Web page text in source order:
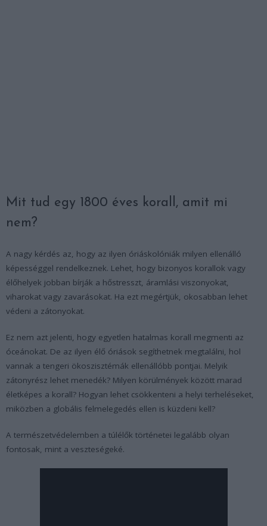
Mit tud egy 1800 éves korall, amit mi
nem?
A nagy kérdés az, hogy az ilyen óriáskolóniák milyen ellenálló
képességgel rendelkeznek. Lehet, hogy bizonyos korallok vagy
élőhelyek jobban bírják a hőstresszt, áramlási viszonyokat,
viharokat vagy zavarásokat. Ha ezt megértjük, okosabban lehet
védeni a zátonyokat.
Ez nem azt jelenti, hogy egyetlen hatalmas korall megmenti az
óceánokat. De az ilyen élő óriások segíthetnek megtalálni, hol
vannak a tengeri ökoszisztémák ellenállóbb pontjai. Melyik
zátonyrész lehet menedék? Milyen körülmények között marad
életképes a korall? Hogyan lehet csökkenteni a helyi terheléseket,
miközben a globális felmelegedés ellen is küzdeni kell?
A természetvédelemben a túlélők történetei legalább olyan
fontosak, mint a veszteségeké.